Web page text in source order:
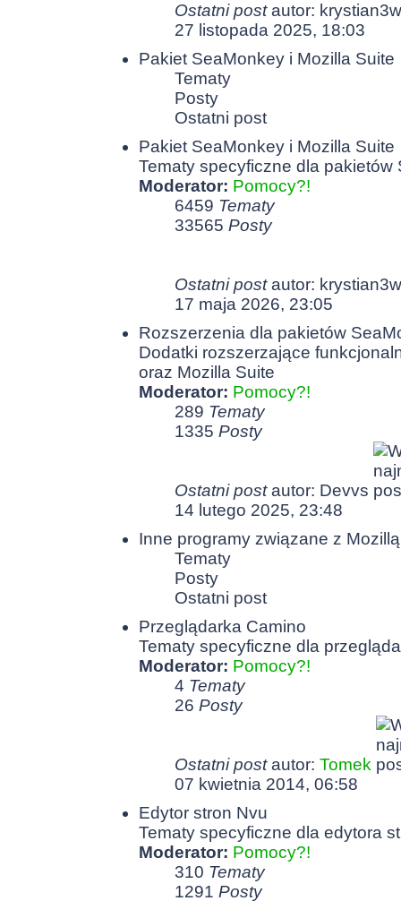
Ostatni postautor: krystian3w
27 listopada 2025, 18:03
Pakiet SeaMonkey i Mozilla Suite
Tematy
Posty
Ostatni post
Pakiet SeaMonkey i Mozilla Suite
Tematy specyficzne dla
Moderator: Pomocy?!
6459 Tematy
33565 Posty
Ostatni postautor: krystian3w
17 maja 2026, 23:05
Rozszerzenia dla pakietów
Dodatki rozszerzające
oraz Mozilla Suite
Moderator: Pomocy?!
289 Tematy
1335 Posty
Ostatni postautor: Devvs
14 lutego 2025, 23:48
Inne programy związane z Mozillą
Tematy
Posty
Ostatni post
Przeglądarka Camino
Tematy specyficzne dla
Moderator: Pomocy?!
4 Tematy
26 Posty
Ostatni postautor: Tomek
07 kwietnia 2014, 06:58
Edytor stron Nvu
Tematy specyficzne dla edytora
Moderator: Pomocy?!
310 Tematy
1291 Posty